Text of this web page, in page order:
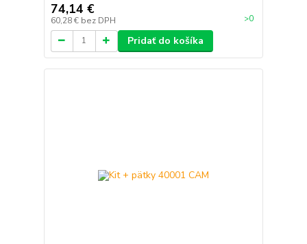
74,14 €
60,28 € bez DPH >0
Pridať do košíka